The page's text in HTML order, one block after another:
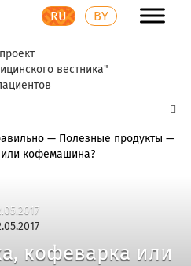
RU BY
вестника"
— Полезные продукты —
кофемашина?
кофеварка или